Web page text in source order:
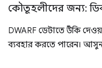
কৌতূহলীদের জন্য:
DWARF ডেটাতে উঁকি
ব্যবহার করতে পারেন। আসুন